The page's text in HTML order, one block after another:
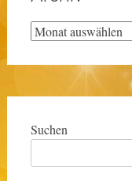
Archiv
Suchen